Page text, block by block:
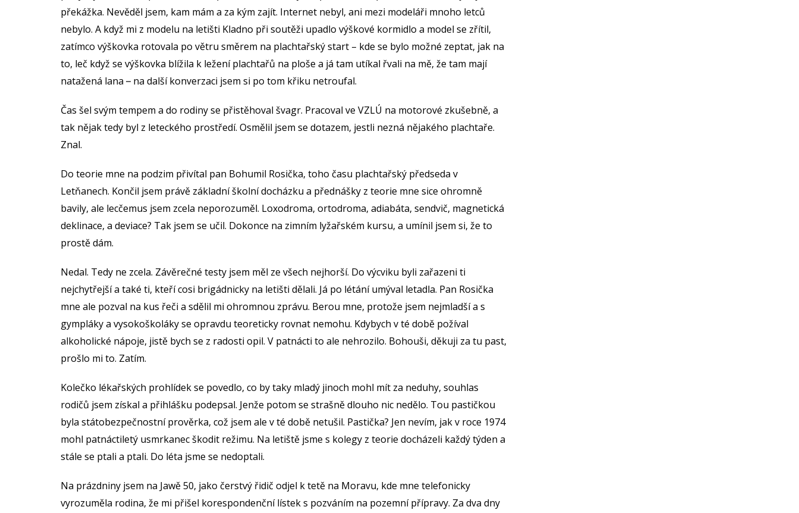
překážka. Nevěděl jsem, kam mám a za kým zajít. Internet nebyl, ani mezi modeláři mnoho letců
nebylo. A když mi z modelu na letišti Kladno při soutěži upadlo výškové kormidlo a model se zřítil,
zatímco výškovka rotovala po větru směrem na plachtařský start – kde se bylo možné zeptat, jak na
to, leč když se výškovka blížila k ležení plachtařů na ploše a já tam utíkal řvali na mě, že tam mají
natažená lana – na další konverzaci jsem si po tom křiku netroufal.
Čas šel svým tempem a do rodiny se přistěhoval švagr. Pracoval ve VZLÚ na motorové zkušebně, a
tak nějak tedy byl z leteckého prostředí. Osmělil jsem se dotazem, jestli nezná nějakého plachtaře.
Znal.
Do teorie mne na podzim přivítal pan Bohumil Rosička, toho času plachtařský předseda v
Letňanech. Končil jsem právě základní školní docházku a přednášky z teorie mne sice ohromně
bavily, ale lecčemus jsem zcela neporozuměl. Loxodroma, ortodroma, adiabáta, sendvič, magnetická
deklinace, a deviace? Tak jsem se učil. Dokonce na zimním lyžařském kursu, a umínil jsem si, že to
prostě dám.
Nedal. Tedy ne zcela. Závěrečné testy jsem měl ze všech nejhorší. Do výcviku byli zařazeni ti
nejchytřejší a také ti, kteří cosi brigádnicky na letišti dělali. Já po létání umýval letadla. Pan Rosička
mne ale pozval na kus řeči a sdělil mi ohromnou zprávu. Berou mne, protože jsem nejmladší a s
gympláky a vysokoškoláky se opravdu teoreticky rovnat nemohu. Kdybych v té době požíval
alkoholické nápoje, jistě bych se z radosti opil. V patnácti to ale nehrozilo. Bohouši, děkuji za tu past,
prošlo mi to. Zatím.
Kolečko lékařských prohlídek se povedlo, co by taky mladý jinoch mohl mít za neduhy, souhlas
rodičů jsem získal a přihlášku podepsal. Jenže potom se strašně dlouho nic nedělo. Tou pastičkou
byla státobezpečnostní prověrka, což jsem ale v té době netušil. Pastička? Jen nevím, jak v roce 1974
mohl patnáctiletý usmrkanec škodit režimu. Na letiště jsme s kolegy z teorie docházeli každý týden a
stále se ptali a ptali. Do léta jsme se nedoptali.
Na prázdniny jsem na Jawě 50, jako čerstvý řidič odjel k tetě na Moravu, kde mne telefonicky
vyrozuměla rodina, že mi přišel korespondenční lístek s pozváním na pozemní přípravy. Za dva dny